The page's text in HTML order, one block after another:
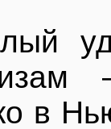
в